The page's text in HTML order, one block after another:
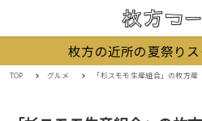
枚方の近所の夏祭り
TOP グルメ 「杉スモモ生産組合」の枚方産